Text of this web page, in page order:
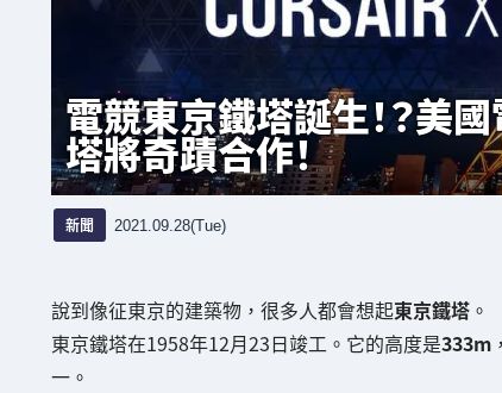
電競東京鐵塔誕生！？美
塔將奇蹟合作！
新聞 2021.09.28(Tue)
說到像征東京的建築物，很多人都會想起東京鐵塔。
東京鐵塔在1958年12月23日竣工。它的高度是333m
一。